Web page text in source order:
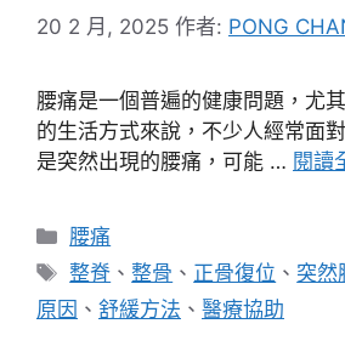
20 2 月, 2025 作者: PONG
腰痛是一個普遍的健康問題，尤
的生活方式來說，不少人經常面
是突然出現的腰痛，可能 … 閱讀
分
類
腰痛
標
籤
整脊 、整骨 、 正骨復位 、 突然
原因 、 舒緩方法 、 醫療協助